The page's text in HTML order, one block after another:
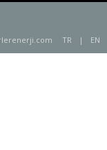
TR | EN